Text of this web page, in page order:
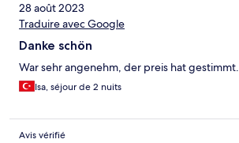
28 août 2023
Traduire avec Google
Danke schön
War sehr angenehm, der preis hat gestimmt.
Isa, séjour de 2 nuits
Avis vérifié